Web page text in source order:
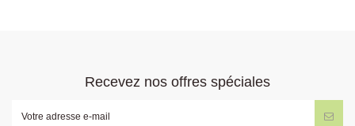
Recevez nos offres spéciales